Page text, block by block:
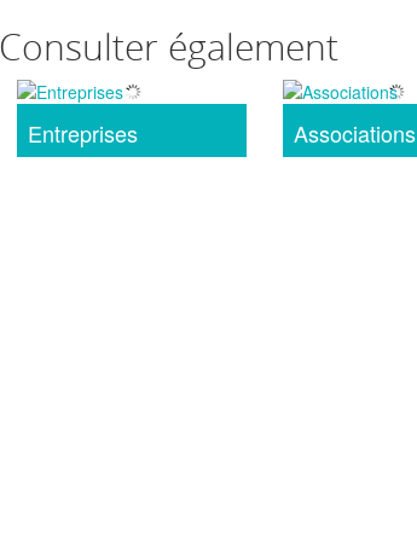
Consulter également
Entreprises Associations